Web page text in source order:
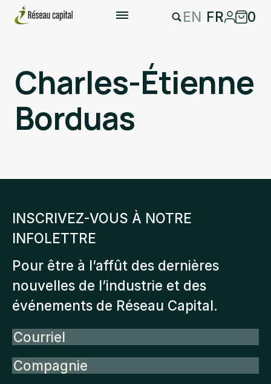
EN FR 0
Charles-Étienne
Borduas
INSCRIVEZ-VOUS À NOTRE
INFOLETTRE
Pour être à l’affût des dernières
nouvelles de l’industrie et des
événements de Réseau Capital.
Courriel
Compagnie